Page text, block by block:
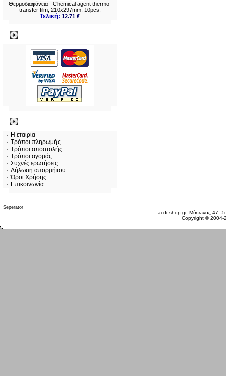
Θερμοδιαφάνεια - Chemical agent thermo-
transfer film, 210x297mm, 10pcs.
Τελική:12.71 €
Η εταιρία
Τρόποι πληρωμής
Τρόποι αποστολής
Τρόποι αγοράς
Συχνές ερωτήσεις
Δήλωση απορρήτου
Όροι Χρήσης
Επικοινωνία
acdcshop.gr, Μύσωνος 47,
Copyright ©